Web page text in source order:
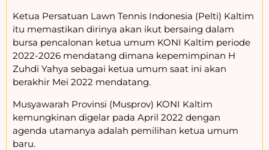
Ketua Persatuan Lawn Tennis Indonesia (Pelti) Kaltim
itu memastikan dirinya akan ikut bersaing dalam
bursa pencalonan ketua umum KONI Kaltim periode
2022-2026 mendatang dimana kepemimpinan H
Zuhdi Yahya sebagai ketua umum saat ini akan
berakhir Mei 2022 mendatang.
Musyawarah Provinsi (Musprov) KONI Kaltim
kemungkinan digelar pada April 2022 dengan
agenda utamanya adalah pemilihan ketua umum
baru.